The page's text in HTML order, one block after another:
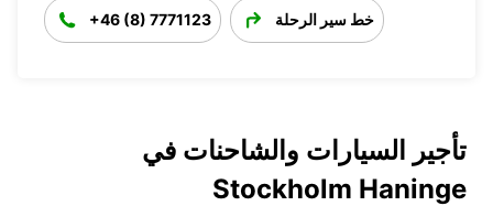
+46 (8) 7771123 خط سير الرحلة
تأجير السيارات والشاحنات في
Stockholm Haninge